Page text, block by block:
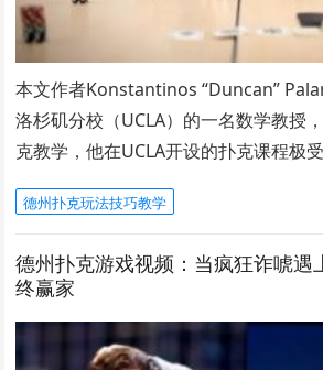
本文作者Konstantinos “Duncan”
洛杉矶分校（UCLA）的一名数学教授
克教学，他在UCLA开设的扑克课程极
德州扑克玩法技巧教学
德州扑克游戏视频：当疯狂诈唬遇
终赢家